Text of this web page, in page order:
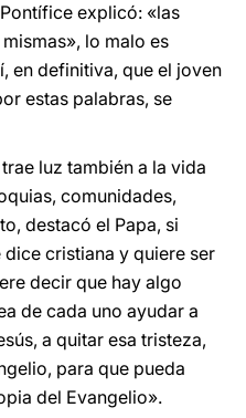
explicó: «las
lo malo es
en definitiva, que el joven
estas palabras, se
luz también a la vida
comunidades,
destacó el Papa, si
cristiana y quiere ser
decir que hay algo
de cada uno ayudar a
a quitar esa tristeza,
para que pueda
del Evangelio».